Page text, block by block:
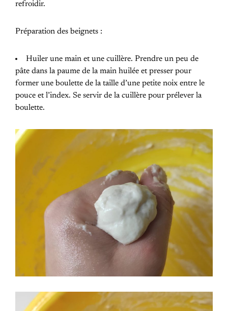
refroidir.
Préparation des beignets :
Huiler une main et une cuillère. Prendre un peu de
pâte dans la paume de la main huilée et presser pour
former une boulette de la taille d’une petite noix entre le
pouce et l’index. Se servir de la cuillère pour prélever la
boulette.